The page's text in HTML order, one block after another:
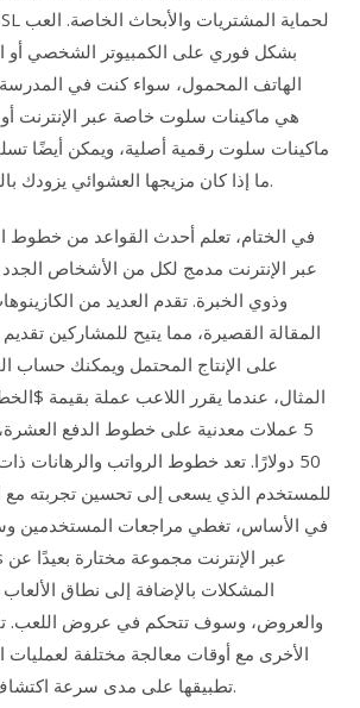
بشكل فوري على الكمبيوتر الشخصي أو
الهاتف المحمول، سواء كنت في المدرسة
ماكينات سلوت رقمية أصلية، ويمكن أيضًا
ما إذا كان مزيجها العشوائي يزودك بالمجموعات الصحيحة.
في الختام، تعلم أحدث القواعد من خطوط
وذوي الخبرة. تقدم العديد من
المقالة القصيرة، مما يتيح للمشاركين
على الإنتاج المحتمل ويمكنك حساب
5 عملات معدنية على خطوط الدفع
50 دولارًا. تعد خطوط الرواتب والرهانات
للمستخدم الذي يسعى إلى تحسين تجربته مع
في الأساس، تغطي مراجعات المستخدمين
المشكلات بالإضافة إلى نطاق الألعاب
والعروض، وسوف تتحكم في عروض اللعب.
الأخرى مع أوقات معالجة مختلفة
تطبيقها على مدى سرعة اكتشاف المشاركين للأرباح.